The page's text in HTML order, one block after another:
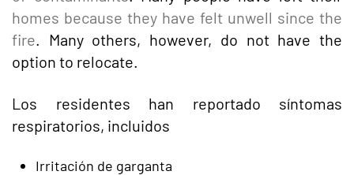
homes because they have felt unwell since the
fire . Many others, however, do not have the
option to relocate.
Los residentes han reportado síntomas
respiratorios, incluidos
Irritación de garganta